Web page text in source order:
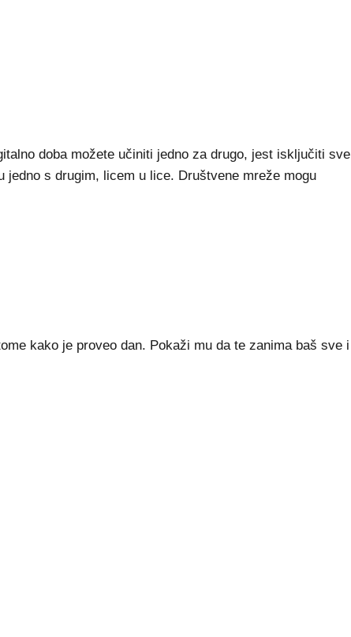
doba možete učiniti jedno za drugo, jest isključiti sve
s drugim, licem u lice. Društvene mreže mogu
kako je proveo dan. Pokaži mu da te zanima baš sve i